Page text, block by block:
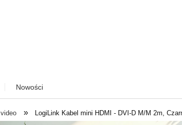
Nowości
video » LogiLink Kabel mini HDMI - DVI-D M/M 2m,